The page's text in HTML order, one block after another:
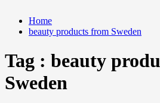
Home
beauty products from Sweden
Tag : beauty
Sweden